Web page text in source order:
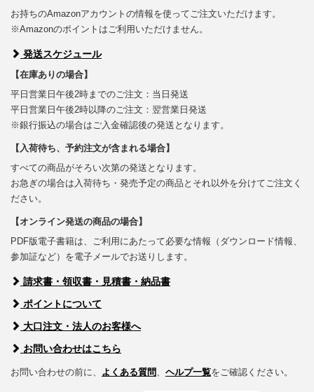
お持ちのAmazonアカウントの情報を使ってご注文いただけます。
※Amazonのポイントはご利用いただけません。
発送スケジュール
【在庫ありの場合】
平日営業日午後2時までのご注文：当日発送
平日営業日午後2時以降のご注文：翌営業日発送
※銀行振込の場合はご入金確認後の発送となります。
【入荷待ち、予約注文が含まれる場合】
すべての商品がそろい次第の発送となります。
お急ぎの場合は入荷待ち・発売予定の商品とそれ以外を分けてご注文く
ださい。
【オンライン発送の商品の場合】
PDF版電子書籍は、ご利用にあたって必要な情報（ダウンロード情報、
参加証など）を電子メールでお送りします。
請求書・領収書・見積書・納品書
ポイントについて
大口注文・法人のお客様へ
お問い合わせはこちら
お問い合わせの前に、 よくある質問 ヘルプ一覧をご確認ください。